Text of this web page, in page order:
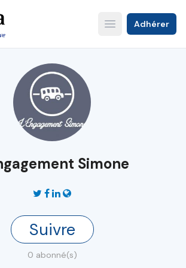
Open main menu
Adhérer
Simone
Suivre
0 abonné(s)